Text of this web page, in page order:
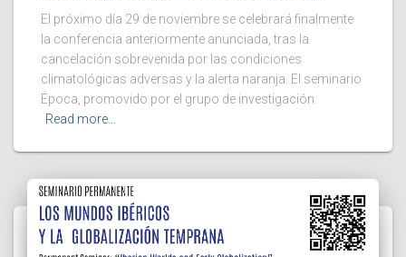
El próximo día 29 de noviembre se celebrará finalmente
la conferencia anteriormente anunciada, tras la
cancelación sobrevenida por las condiciones
climatológicas adversas y la alerta naranja. El seminario
Época, promovido por el grupo de investigación
Read more…